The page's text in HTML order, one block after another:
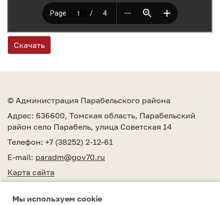
Скачать
© Администрация Парабельского района
Адрес: 636600, Томская область, Парабельский
район село Парабель, улица Советская 14
Телефон: +7 (38252) 2-12-61
E-mail: paradm@gov70.ru
Карта сайта
Мы используем сookie